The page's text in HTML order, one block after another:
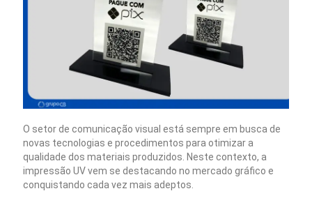
O setor de comunicação visual está sempre em busca de
novas tecnologias e procedimentos para otimizar a
qualidade dos materiais produzidos. Neste contexto, a
impressão UV vem se destacando no mercado gráfico e
conquistando cada vez mais adeptos.